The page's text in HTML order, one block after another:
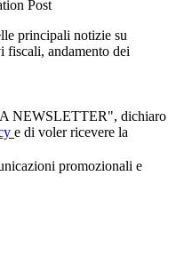
Post
principali notizie su
fiscali, andamento dei
NEWSLETTER", dichiaro
e di voler ricevere la
promozionali e